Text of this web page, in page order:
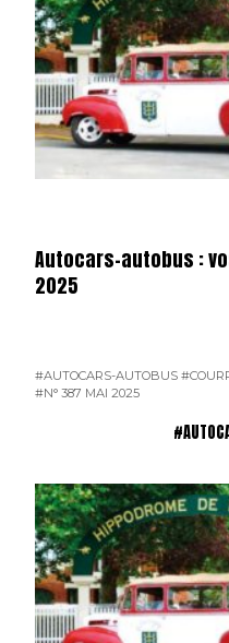
Autocars-autobus :
2025
#AUTOCARS-AUTOBUS
#N° 387 MAI 2025